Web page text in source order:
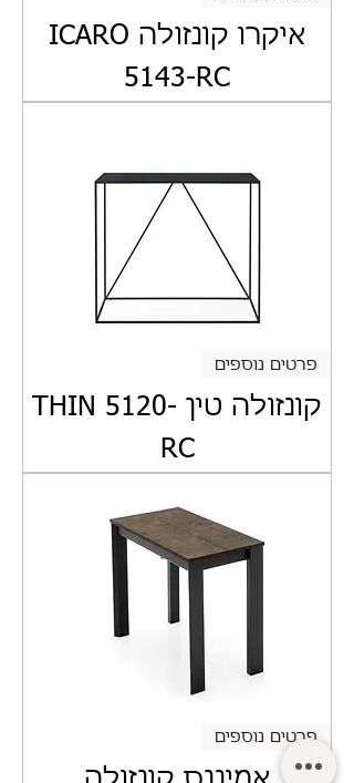
איקרו קונזולה ICARO
5143-RC
פרטים נוספים
קונזולה טין THIN 5120-
RC
פרטים נוספים